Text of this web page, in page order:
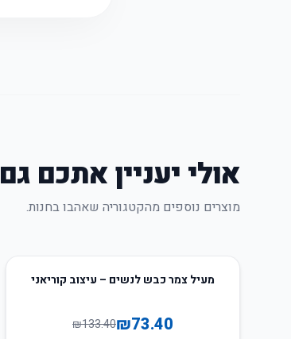
אולי יעניין אתכם גם
מוצרים נוספים מהקטגוריה שאהבו בחנות.
45
מעיל צמר כבש לנשים – עיצוב קוריאני
₪73.40
₪133.40